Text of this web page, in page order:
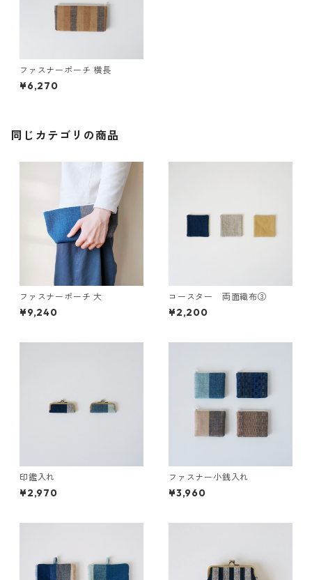
ファスナーポーチ 横長
¥6,270
同じカテゴリの商品
ファスナーポーチ 大
¥9,240
コースター 両面織布③
¥2,200
印鑑入れ
¥2,970
ファスナー小銭入れ
¥3,960